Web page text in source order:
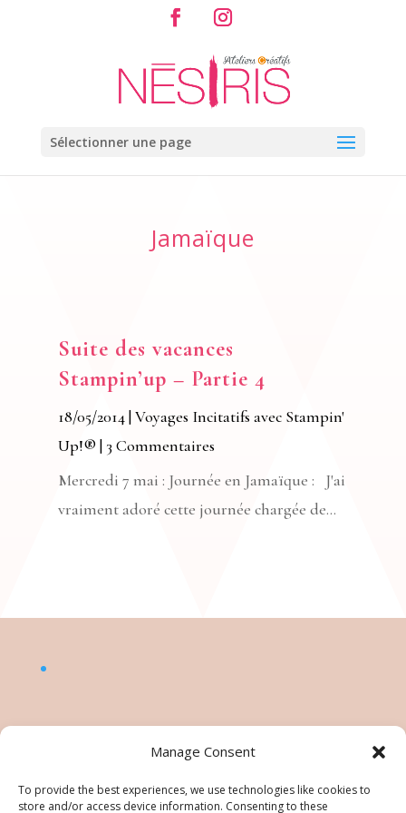
Manage Consent
To provide the best experiences, we use technologies like cookies to
store and/or access device information. Consenting to these
Sélectionner une page
Jamaïque
Suite des vacances
Stampin’up – Partie 4
18/05/2014|Voyages Incitatifs avec Stampin'
Up!® | 3 Commentaires
Mercredi 7 mai : Journée en Jamaïque : J'ai
vraiment adoré cette journée chargée de...